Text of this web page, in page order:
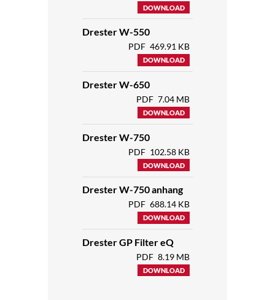
DOWNLOAD
Drester W-550
PDF 469.91 KB
DOWNLOAD
Drester W-650
PDF 7.04 MB
DOWNLOAD
Drester W-750
PDF 102.58 KB
DOWNLOAD
Drester W-750 anhang
PDF 688.14 KB
DOWNLOAD
Drester GP Filter eQ
PDF 8.19 MB
DOWNLOAD